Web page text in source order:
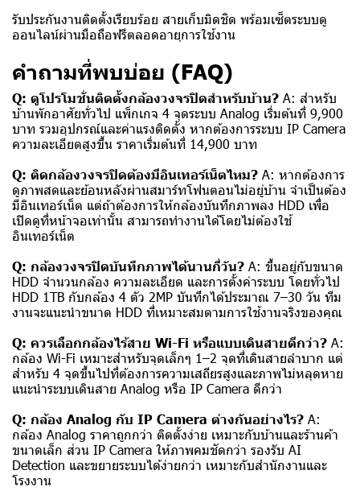
รับประกันงานติดตั้งเรียบร้อย สายเก็บมิดชิด พร้อมเซ็ตระบบดู
ออนไลน์ผ่านมือถือฟรีตลอดอายุการใช้งาน
คำถามที่พบบ่อย (FAQ)
Q: ดูโปรโมชั่นติดตั้งกล้องวงจรปิดสำหรับบ้าน? A: สำหรับ
บ้านพักอาศัยทั่วไป แพ็กเกจ 4 จุดระบบ Analog เริ่มต้นที่ 9,900
บาท รวมอุปกรณ์และค่าแรงติดตั้ง หากต้องการระบบ IP Camera
ความละเอียดสูงขึ้น ราคาเริ่มต้นที่ 14,900 บาท
Q: ติดกล้องวงจรปิดต้องมีอินเทอร์เน็ตไหม? A: หากต้องการ
ดูภาพสดและย้อนหลังผ่านสมาร์ทโฟนตอนไม่อยู่บ้าน จำเป็นต้อง
มีอินเทอร์เน็ต แต่ถ้าต้องการให้กล้องบันทึกภาพลง HDD เพื่อ
เปิดดูที่หน้าจอเท่านั้น สามารถทำงานได้โดยไม่ต้องใช้
อินเทอร์เน็ต
Q: กล้องวงจรปิดบันทึกภาพได้นานกี่วัน? A: ขึ้นอยู่กับขนาด
HDD จำนวนกล้อง ความละเอียด และการตั้งค่าระบบ โดยทั่วไป
HDD 1TB กับกล้อง 4 ตัว 2MP บันทึกได้ประมาณ 7–30 วัน ทีม
งานจะแนะนำขนาด HDD ที่เหมาะสมตามการใช้งานจริงของคุณ
Q: ควรเลือกกล้องไร้สาย Wi-Fi หรือแบบเดินสายดีกว่า? A:
กล้อง Wi-Fi เหมาะสำหรับจุดเล็กๆ 1–2 จุดที่เดินสายลำบาก แต่
สำหรับ 4 จุดขึ้นไปที่ต้องการความเสถียรสูงและภาพไม่หลุดหาย
แนะนำระบบเดินสาย Analog หรือ IP Camera ดีกว่า
Q: กล้อง Analog กับ IP Camera ต่างกันอย่างไร? A:
กล้อง Analog ราคาถูกกว่า ติดตั้งง่าย เหมาะกับบ้านและร้านค้า
ขนาดเล็ก ส่วน IP Camera ให้ภาพคมชัดกว่า รองรับ AI
Detection และขยายระบบได้ง่ายกว่า เหมาะกับสำนักงานและ
โรงงาน